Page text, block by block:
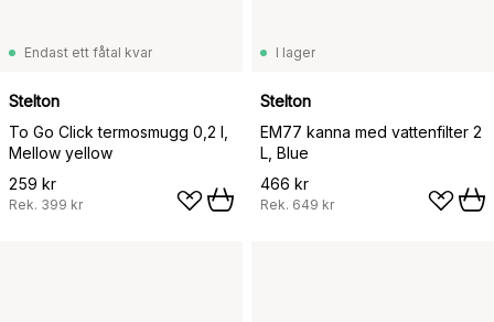
Endast ett fåtal kvar
Stelton
To Go Click termosmugg 0,2 l,
Mellow yellow
259 kr
Rek. 399 kr
I lager
Stelton
EM77 kanna med vattenfilter 2
L, Blue
466 kr
Rek. 649 kr